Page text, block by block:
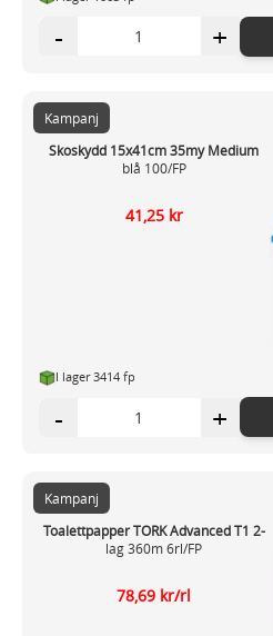
- +
Skoskydd 15x41cm 35my Medium
blå 100/FP
Kampanj
41,25 kr
I lager 3414 fp
- +
Toalettpapper TORK Advanced T1 2-
lag 360m 6rl/FP
Kampanj
78,69 kr/rl